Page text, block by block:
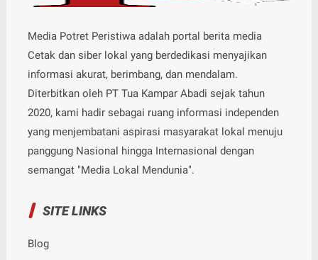
Media Potret Peristiwa adalah portal berita media
Cetak dan siber lokal yang berdedikasi menyajikan
informasi akurat, berimbang, dan mendalam.
Diterbitkan oleh PT Tua Kampar Abadi sejak tahun
2020, kami hadir sebagai ruang informasi independen
yang menjembatani aspirasi masyarakat lokal menuju
panggung Nasional hingga Internasional dengan
semangat "Media Lokal Mendunia".
SITE LINKS
Blog